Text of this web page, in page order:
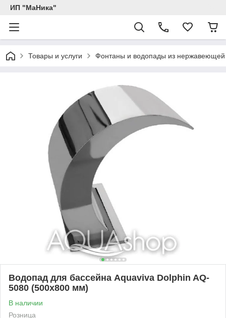
ИП "МаНика"
Товары и услуги Фонтаны и водопады из нержавеющей
Водопад для бассейна Aquaviva Dolphin AQ-
5080 (500х800 мм)
В наличии
Розница